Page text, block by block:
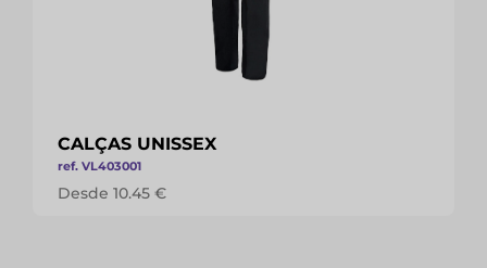
CALÇAS UNISSEX
ref. VL403001
Desde 10.45 €